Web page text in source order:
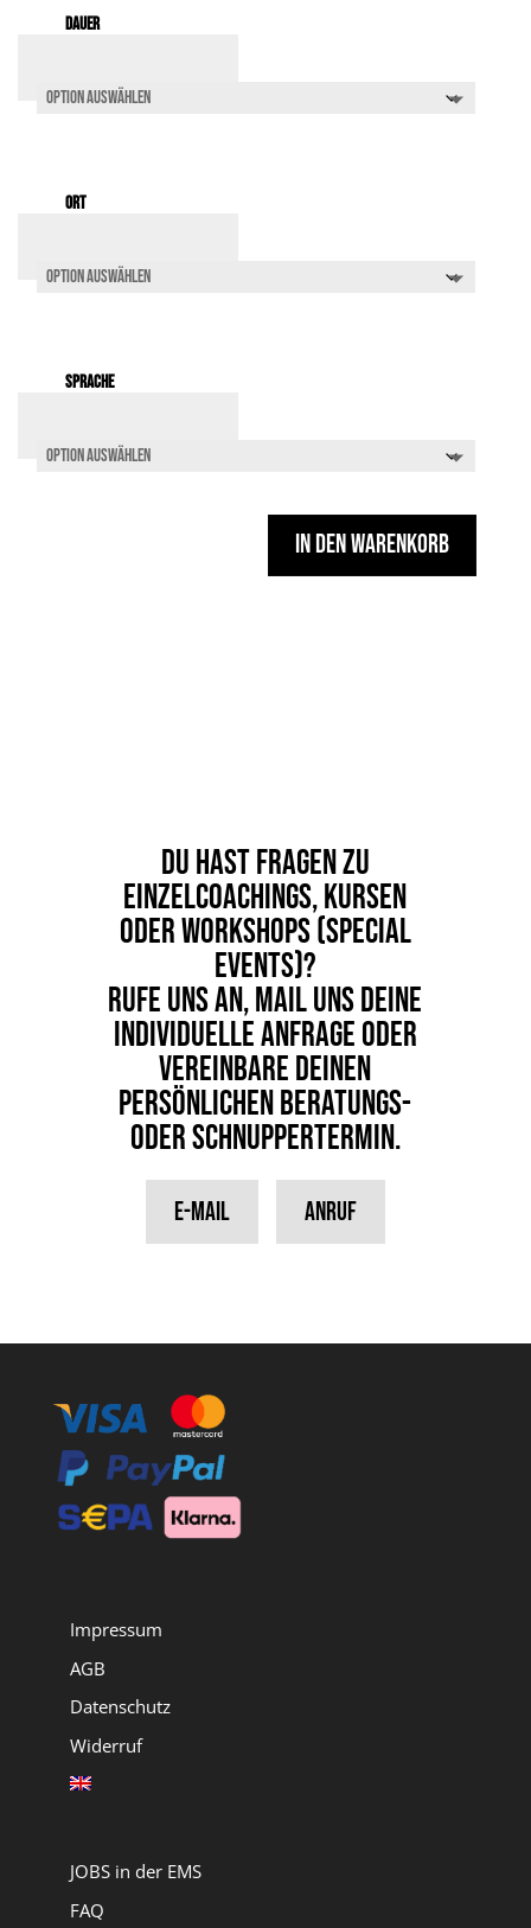
Dauer
Ort
Sprache
In den Warenkorb
Du hast Fragen zu
Einzelcoachings, Kursen
oder Workshops (Special
Events)?
Rufe uns an, Mail uns deine
individuelle Anfrage oder
vereinbare deinen
persönlichen Beratungs-
oder Schnuppertermin.
E-Mail Anruf
Impressum
AGB
Datenschutz
Widerruf
JOBS in der EMS
FAQ